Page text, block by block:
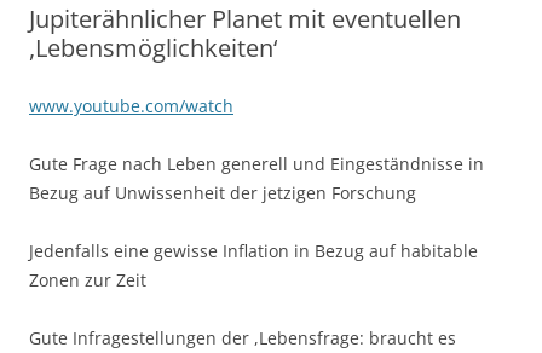
Jupiterähnlicher Planet mit eventuellen
,Lebensmöglichkeiten‘
www.youtube.com/watch
Gute Frage nach Leben generell und Eingeständnisse in
Bezug auf Unwissenheit der jetzigen Forschung
Jedenfalls eine gewisse Inflation in Bezug auf habitable
Zonen zur Zeit
Gute Infragestellungen der ,Lebensfrage: braucht es